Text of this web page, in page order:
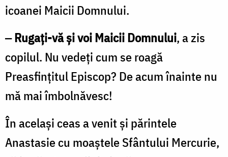
icoanei Maicii Domnului.
‒ Rugaţi-vă şi voi Maicii Domnului, a zis
copilul. Nu vedeţi cum se roagă
Preasfinţitul Episcop? De acum înainte nu
mă mai îmbolnăvesc!
În acelaşi ceas a venit şi părintele
Anastasie cu moaştele Sfântului Mercurie,